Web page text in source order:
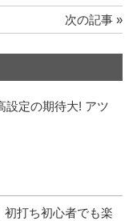
次の記事 »
設定の期待大! アツ
初打ち初心者でも楽